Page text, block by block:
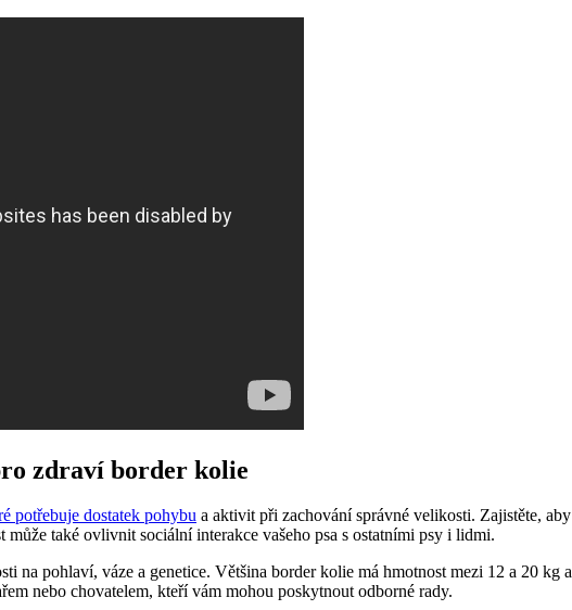
zdraví border kolie
potřebuje dostatek pohybu a aktivit při zachování správné velikosti. Zajistěte,
také ovlivnit sociální interakce vašeho psa s ostatními psy i lidmi.
na pohlaví, váze a genetice. Většina border kolie má hmotnost mezi 12 a 20
nebo chovatelem, kteří vám mohou poskytnout odborné rady.